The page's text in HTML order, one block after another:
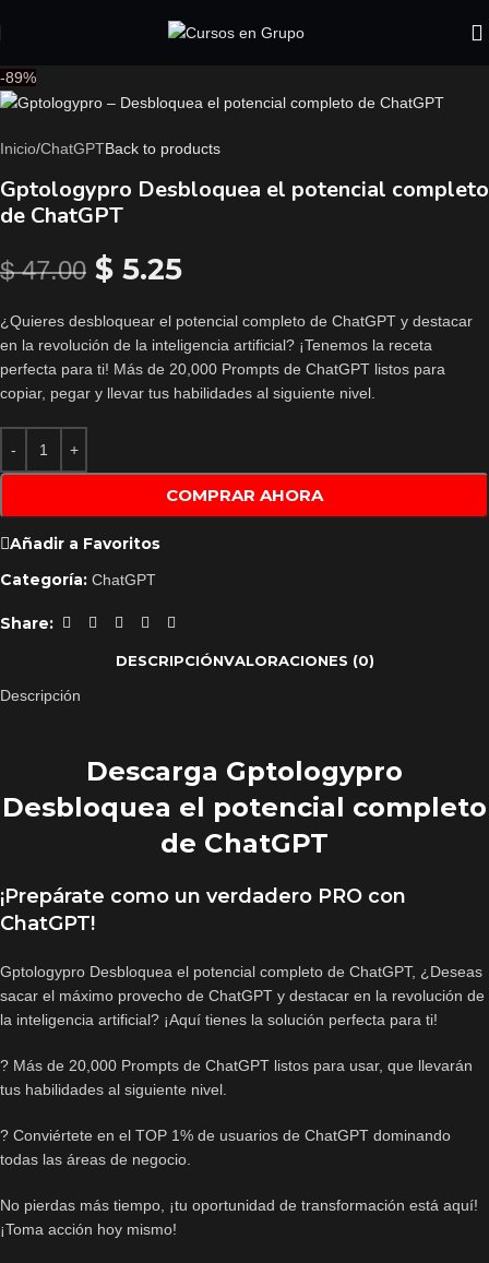
-89%
Inicio/ChatGPTBack to products
Gptologypro Desbloquea el potencial completo
de ChatGPT
$47.00 $ 5.25
¿Quieres desbloquear el potencial completo de ChatGPT y destacar
en la revolución de la inteligencia artificial? ¡Tenemos la receta
perfecta para ti! Más de 20,000 Prompts de ChatGPT listos para
copiar, pegar y llevar tus habilidades al siguiente nivel.
COMPRAR AHORA
Añadir a Favoritos
Categoría: ChatGPT
Share:
DESCRIPCIÓNVALORACIONES (0)
Descripción
Descarga Gptologypro
Desbloquea el potencial completo
de ChatGPT
¡Prepárate como un verdadero PRO con
ChatGPT!
Gptologypro Desbloquea el potencial completo de ChatGPT, ¿Deseas
sacar el máximo provecho de ChatGPT y destacar en la revolución de
la inteligencia artificial? ¡Aquí tienes la solución perfecta para ti!
? Más de 20,000 Prompts de ChatGPT listos para usar, que llevarán
tus habilidades al siguiente nivel.
? Conviértete en el TOP 1% de usuarios de ChatGPT dominando
todas las áreas de negocio.
No pierdas más tiempo, ¡tu oportunidad de transformación está aquí!
¡Toma acción hoy mismo!